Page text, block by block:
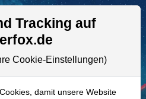
Aktien- und Artikelsuche
First American
Tracking auf
Cookie-Einstellungen)
damit unsere Website